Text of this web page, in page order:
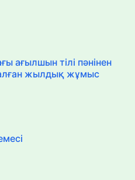
ағылшын тілі пәнінен
жылдық жұмыс